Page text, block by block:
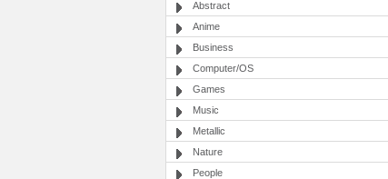
Abstract
Anime
Business
Computer/OS
Games
Music
Metallic
Nature
People